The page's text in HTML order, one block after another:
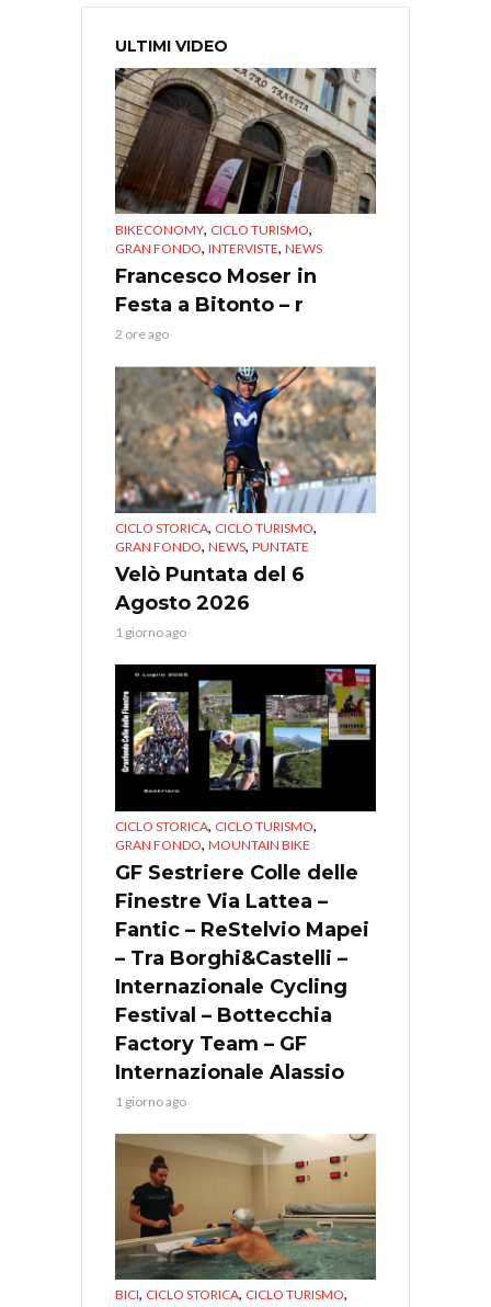
ULTIMI VIDEO
BIKECONOMY, CICLO TURISMO,
GRAN FONDO, INTERVISTE, NEWS
Francesco Moser in
Festa a Bitonto – r
2 ore ago
CICLO STORICA, CICLO TURISMO,
GRAN FONDO, NEWS, PUNTATE
Velò Puntata del 6
Agosto 2026
1 giorno ago
CICLO STORICA, CICLO TURISMO,
GRAN FONDO, MOUNTAIN BIKE
GF Sestriere Colle delle
Finestre Via Lattea –
Fantic – ReStelvio Mapei
– Tra Borghi&Castelli –
Internazionale Cycling
Festival – Bottecchia
Factory Team – GF
Internazionale Alassio
1 giorno ago
BICI, CICLO STORICA, CICLO TURISMO,